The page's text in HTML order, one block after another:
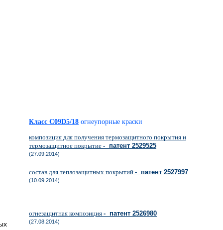
Класс C09D5/18 огнеупорные краски
композиция для получения термозащитного покрытия и
термозащитное покрытие - патент 2529525
(27.09.2014)
состав для теплозащитных покрытий - патент 2527997
(10.09.2014)
огнезащитная композиция - патент 2526980
(27.08.2014)